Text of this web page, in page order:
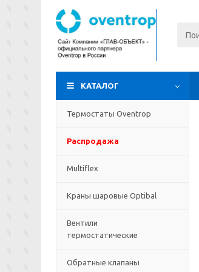
КАТАЛОГ
Термостаты Oventrop
Распродажа
Multiflex
Краны шаровые Optibal
Вентили
термостатические
Обратные клапаны